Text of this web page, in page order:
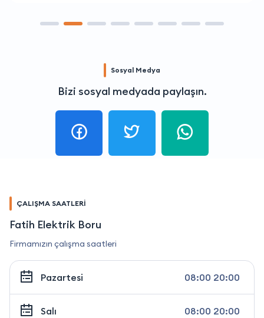
Sosyal Medya
Bizi sosyal medyada paylaşın.
ÇALIŞMA SAATLERİ
Fatih Elektrik Boru
Firmamızın çalışma saatleri
Pazartesi 08:00 20:00
Salı 08:00 20:00